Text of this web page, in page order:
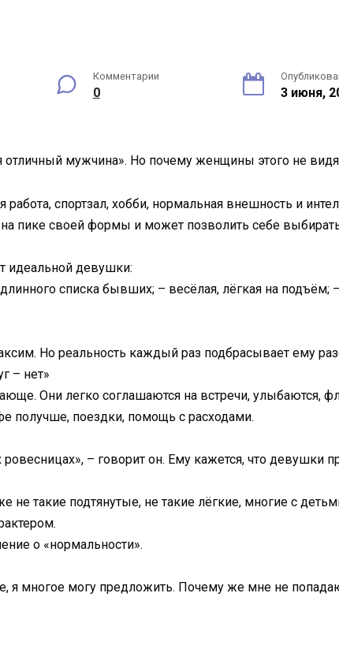
Комментарии
0 3 июня,
мужчина». Но почему женщины этого не
работа, спортзал, хобби, нормальная внешность и
пике своей формы и может позволить себе
идеальной девушки:
списка бывших; – весёлая, лёгкая на подъём;
Но реальность каждый раз подбрасывает ему
– нет»
Они легко соглашаются на встречи, улыбаются,
получше, поездки, помощь с расходами.
– говорит он. Ему кажется, что девушки
не такие подтянутые, не такие лёгкие, многие с
о «нормальности».
я многое могу предложить. Почему же мне не